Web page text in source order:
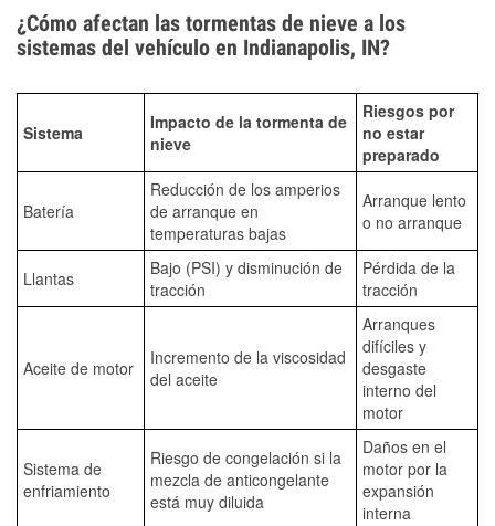
¿Cómo afectan las tormentas de nieve a los
sistemas del vehículo en Indianapolis, IN?
Sistema
Impacto de la tormenta de
nieve
Riesgos por
no estar
preparado
Batería
Reducción de los amperios
de arranque en
temperaturas bajas
Arranque lento
o no arranque
Llantas
Bajo (PSI) y disminución de
tracción
Pérdida de la
tracción
Aceite de motor
Incremento de la viscosidad
del aceite
Arranques
difíciles y
desgaste
interno del
motor
Sistema de
enfriamiento
Riesgo de congelación si la
mezcla de anticongelante
está muy diluida
Daños en el
motor por la
expansión
interna